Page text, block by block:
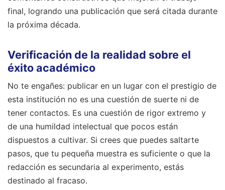
final, logrando una publicación que será citada durante
la próxima década.
Verificación de la realidad sobre el
éxito académico
No te engañes: publicar en un lugar con el prestigio de
esta institución no es una cuestión de suerte ni de
tener contactos. Es una cuestión de rigor extremo y
de una humildad intelectual que pocos están
dispuestos a cultivar. Si crees que puedes saltarte
pasos, que tu pequeña muestra es suficiente o que la
redacción es secundaria al experimento, estás
destinado al fracaso.